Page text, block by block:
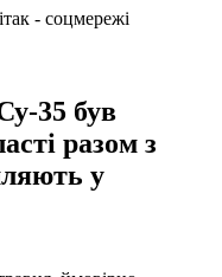
35 був
разом з
у